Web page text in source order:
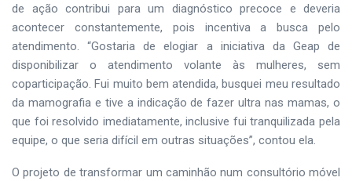
de ação contribui para um diagnóstico precoce e deveria
acontecer constantemente, pois incentiva a busca pelo
atendimento. “Gostaria de elogiar a iniciativa da Geap de
disponibilizar o atendimento volante às mulheres, sem
coparticipação. Fui muito bem atendida, busquei meu resultado
da mamografia e tive a indicação de fazer ultra nas mamas, o
que foi resolvido imediatamente, inclusive fui tranquilizada pela
equipe, o que seria difícil em outras situações”, contou ela.
O projeto de transformar um caminhão num consultório móvel